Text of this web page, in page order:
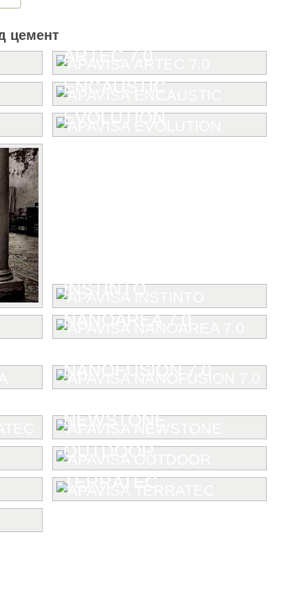
цемент
ARTEC 7.0
ENCAUSTIC
EVOLUTION
INSTINTO
NANOAREA 7.0
NANOFUSION 7.0
NEWSTONE
OUTDOOR
TERRATEC